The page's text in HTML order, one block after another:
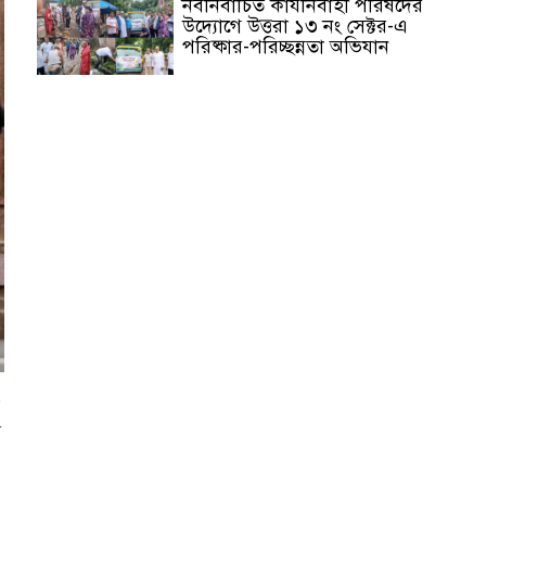
নবনির্বাচিত কার্যনির্বাহী পরিষদের
উদ্যোগে উত্তরা ১৩ নং সেক্টর-এ
পরিষ্কার-পরিচ্ছন্নতা অভিযান